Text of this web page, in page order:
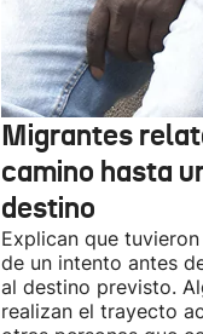
Migrantes
camino hasta
destino
Explican que
de un intento antes
al destino previsto.
realizan el trayecto